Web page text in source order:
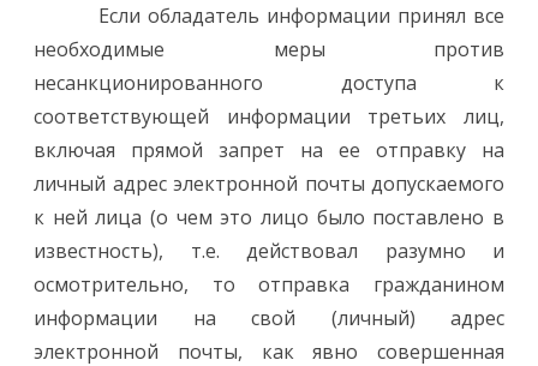
Если обладатель информации принял все
необходимые меры против
несанкционированного доступа к
соответствующей информации третьих лиц,
включая прямой запрет на ее отправку на
личный адрес электронной почты допускаемого
к ней лица (о чем это лицо было поставлено в
известность), т.е. действовал разумно и
осмотрительно, то отправка гражданином
информации на свой (личный) адрес
электронной почты, как явно совершенная